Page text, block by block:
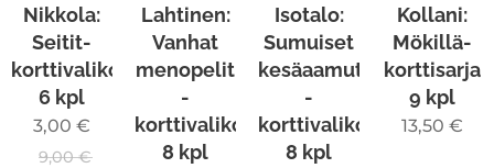
Nikkola:
Seitit-
korttivalikoima
6 kpl
3,00 €
9,00€
Lahtinen:
Vanhat
menopelit
-
korttivalikoima
8 kpl
Isotalo:
Sumuiset
kesäaamut
-
korttivalikoima
8 kpl
Kollani:
Mökillä-
korttisarja
9 kpl
13,50 €